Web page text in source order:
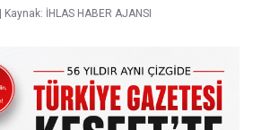
Kaynak: İHLAS HABER AJANSI